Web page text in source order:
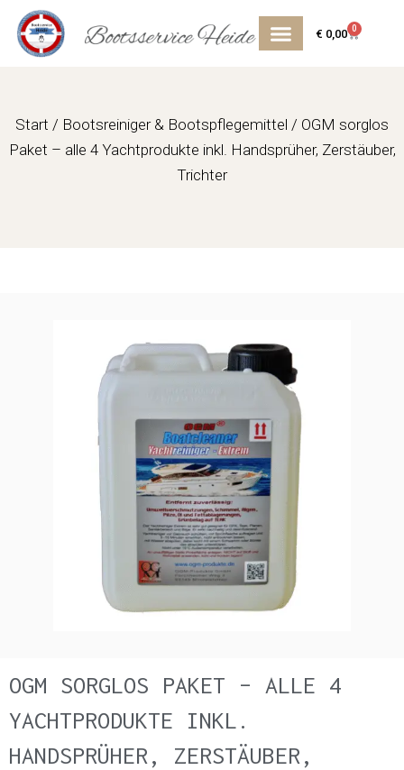
Inhalt
springen
€ 0,00 0
Cart
Start / Bootsreiniger & Bootspflegemittel / OGM sorglos
Paket – alle 4 Yachtprodukte inkl. Handsprüher, Zerstäuber,
Trichter
OGM SORGLOS PAKET – ALLE 4
YACHTPRODUKTE INKL.
HANDSPRÜHER, ZERSTÄUBER,